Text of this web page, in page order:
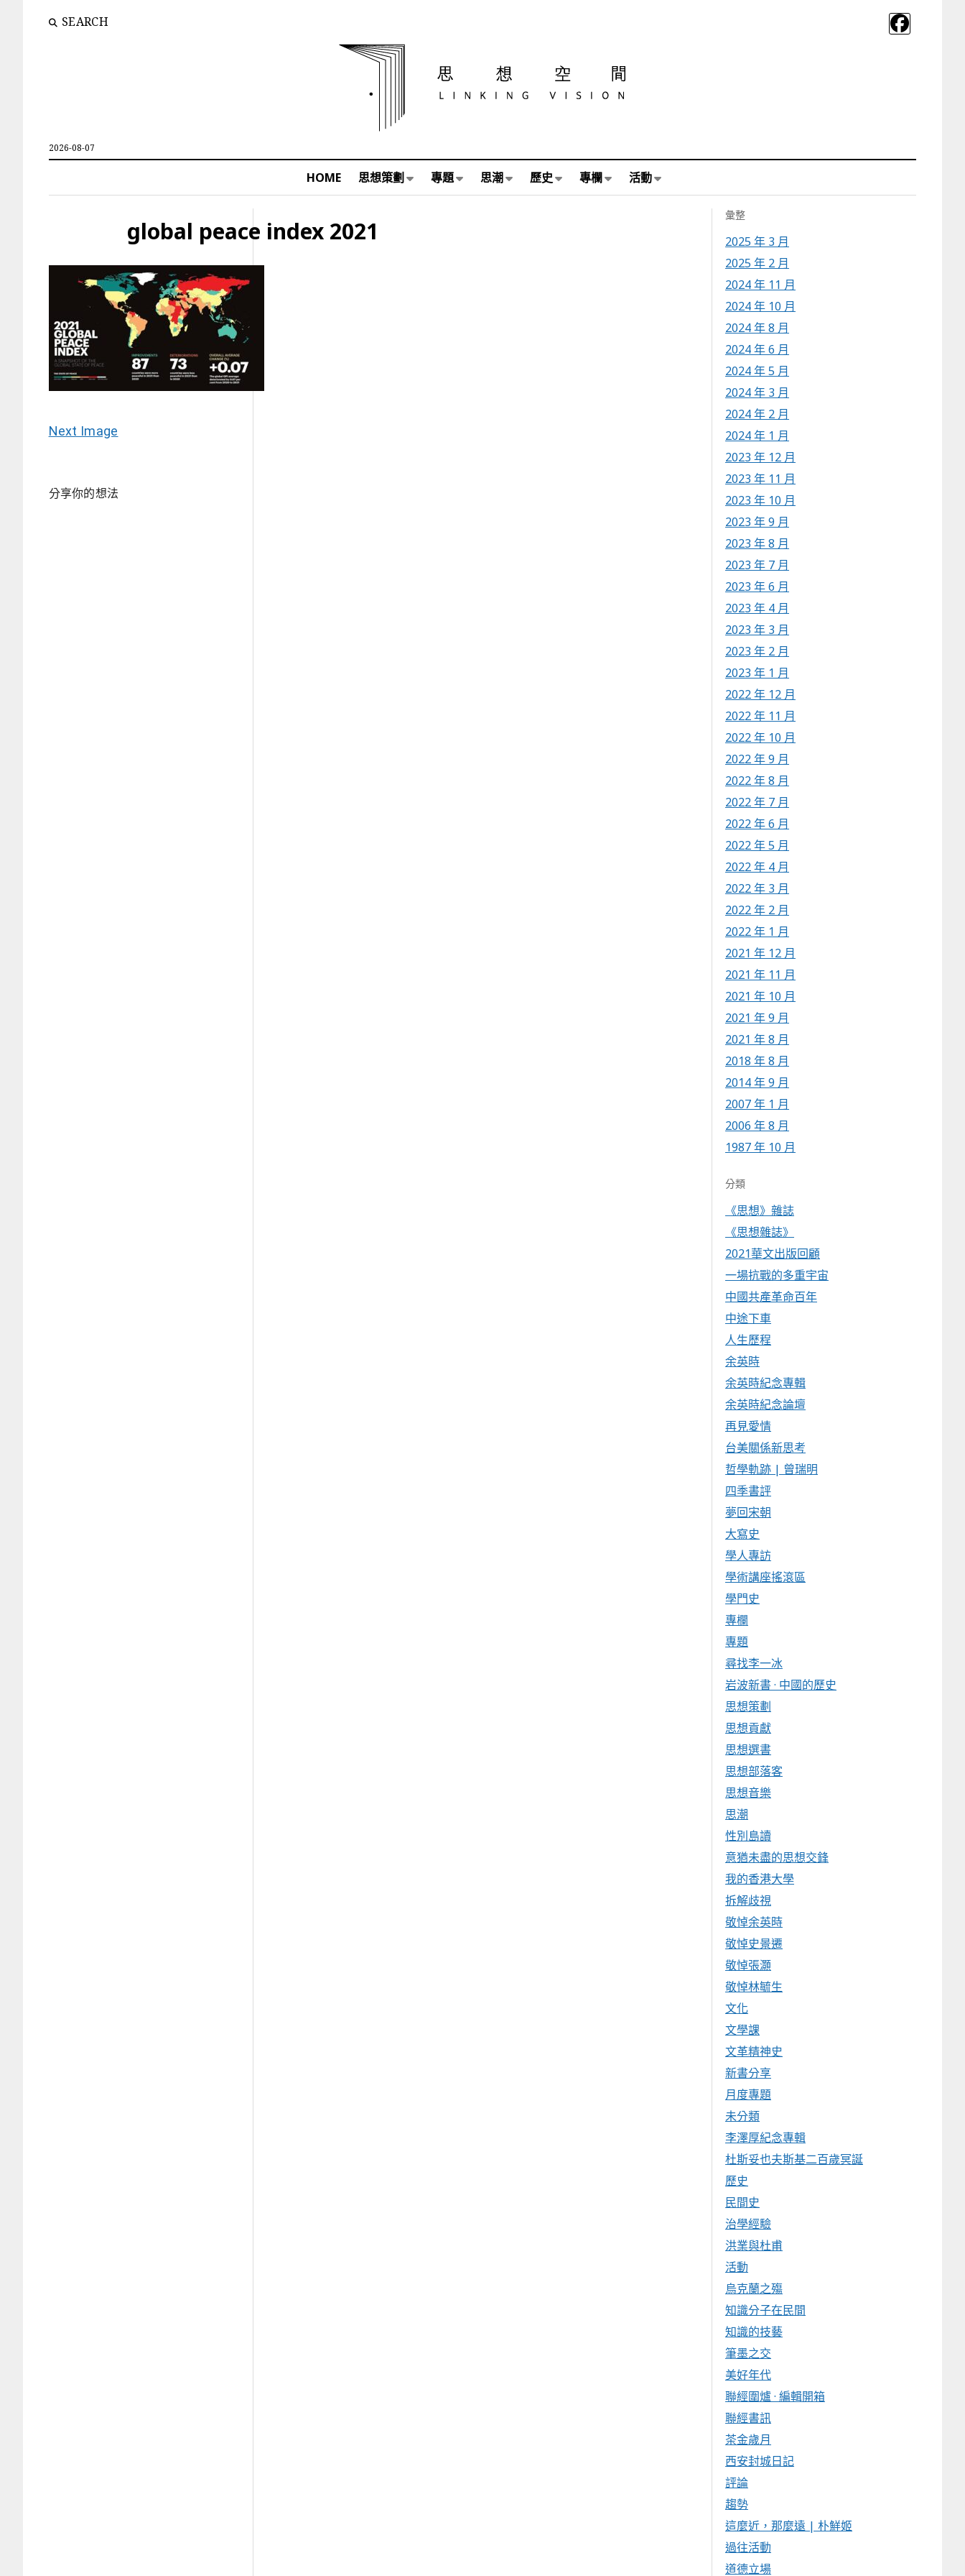
SEARCH
2026-08-07
HOME 思想策劃 專題 思潮 歷史 專欄 活動
global peace index 2021
Next Image
分享你的想法
彙整
2025 年 3 月
2025 年 2 月
2024 年 11 月
2024 年 10 月
2024 年 8 月
2024 年 6 月
2024 年 5 月
2024 年 3 月
2024 年 2 月
2024 年 1 月
2023 年 12 月
2023 年 11 月
2023 年 10 月
2023 年 9 月
2023 年 8 月
2023 年 7 月
2023 年 6 月
2023 年 4 月
2023 年 3 月
2023 年 2 月
2023 年 1 月
2022 年 12 月
2022 年 11 月
2022 年 10 月
2022 年 9 月
2022 年 8 月
2022 年 7 月
2022 年 6 月
2022 年 5 月
2022 年 4 月
2022 年 3 月
2022 年 2 月
2022 年 1 月
2021 年 12 月
2021 年 11 月
2021 年 10 月
2021 年 9 月
2021 年 8 月
2018 年 8 月
2014 年 9 月
2007 年 1 月
2006 年 8 月
1987 年 10 月
分類
《思想》雜誌
《思想雜誌》
2021華文出版回顧
一場抗戰的多重宇宙
中國共產革命百年
中途下車
人生歷程
余英時
余英時紀念專輯
余英時紀念論壇
再見愛情
台美關係新思考
哲學軌跡 | 曾瑞明
四季書評
夢回宋朝
大寫史
學人專訪
學術講座搖滾區
學門史
專欄
專題
尋找李一冰
岩波新書 · 中國的歷史
思想策劃
思想貢獻
思想選書
思想部落客
思想音樂
思潮
性別島讀
意猶未盡的思想交鋒
我的香港大學
拆解歧視
敬悼余英時
敬悼史景遷
敬悼張灝
敬悼林毓生
文化
文學課
文革精神史
新書分享
月度專題
未分類
李澤厚紀念專輯
杜斯妥也夫斯基二百歲冥誕
歷史
民間史
治學經驗
洪業與杜甫
活動
烏克蘭之殤
知識分子在民間
知識的技藝
筆墨之交
美好年代
聯經圍爐 · 編輯開箱
聯經書訊
茶金歲月
西安封城日記
評論
趨勢
這麼近，那麼遠 | 朴鮮姬
過往活動
道德立場